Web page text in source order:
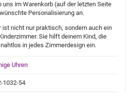
uns im Warenkorb (auf der letzten Seite
Personalisierung an.
nicht nur praktisch, sondern auch ein
Sie hilft deinem Kind, die
in jedes Zimmerdesign ein.
Uhren
1032-54